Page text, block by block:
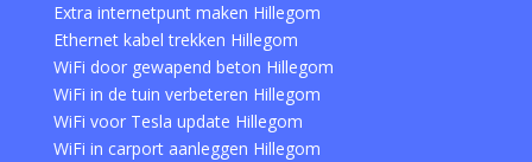
Extra internetpunt maken Hillegom
Ethernet kabel trekken Hillegom
WiFi door gewapend beton Hillegom
WiFi in de tuin verbeteren Hillegom
WiFi voor Tesla update Hillegom
WiFi in carport aanleggen Hillegom